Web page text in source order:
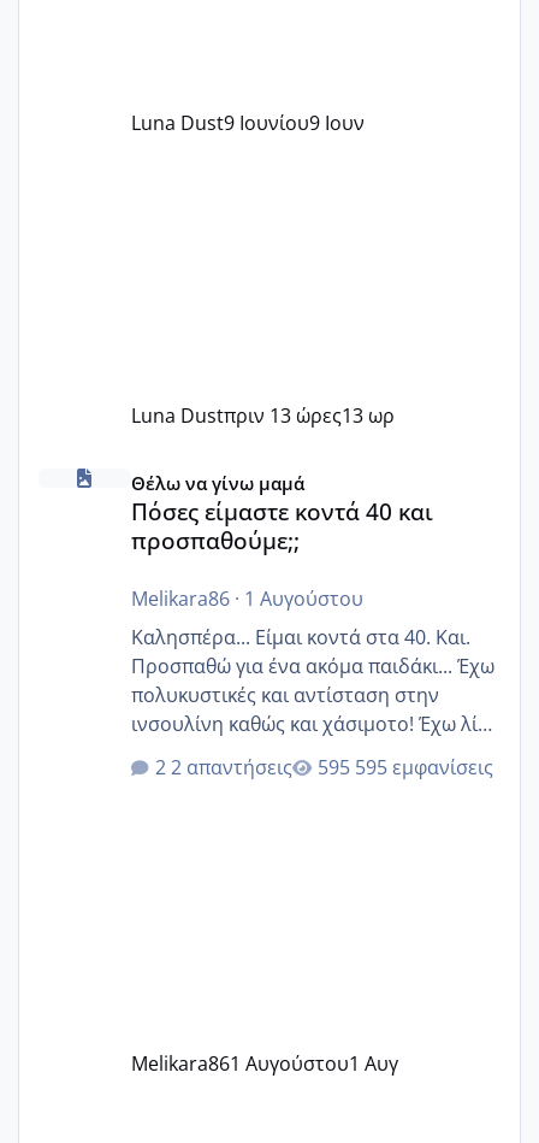
Luna Dust9 Ιουνίου9 Ιουν
Luna Dustπριν 13 ώρες13 ωρ
Πόσες είμαστε κοντά 40 και προσπαθούμε;;
Θέλω να γίνω μαμά
Πόσες είμαστε κοντά 40 και
προσπαθούμε;;
Melikara86· 1 Αυγούστου
Καλησπέρα... Είμαι κοντά στα 40. Και.
Προσπαθώ για ένα ακόμα παιδάκι... Έχω
πολυκυστικές και αντίσταση στην
ινσουλίνη καθώς και χάσιμοτο! Έχω λίγα
κιλά παραπάνω και όσο κ αν προσπαθώ
δεν χάνω εύκολα! Προσπαθώ για ακόμη
2 απαντήσεις 595 εμφανίσεις
Melikara861 Αυγούστου1 Αυγ